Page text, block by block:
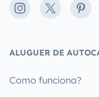
Instagram
X
ALUGUER DE
Como funciona?